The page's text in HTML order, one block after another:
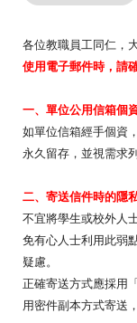
各位教職員工同仁，
使用電子郵件時，請
一、單位公用信箱個
如單位信箱經手個資
永久留存，並視需求
二、寄送信件時的隱
不宜將學生或校外人
免有心人士利用此弱
疑慮。
正確寄送方式應採用
用密件副本方式寄送，